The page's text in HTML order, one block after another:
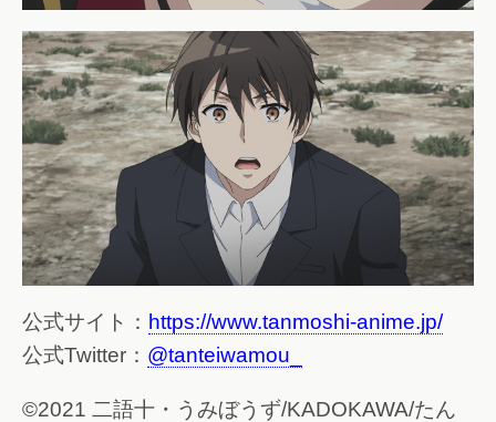
公式サイト： https://www.tanmoshi-anime.jp/
公式Twitter： @tanteiwamou_
©2021 二語十・うみぼうず/KADOKAWA/たん